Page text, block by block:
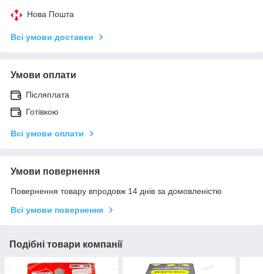
Нова Пошта
Всі умови доставки
Умови оплати
Післяплата
Готівкою
Всі умови оплати
Умови повернення
Повернення товару впродовж 14 днів за домовленістю
Всі умови повернення
Подібні товари компанії